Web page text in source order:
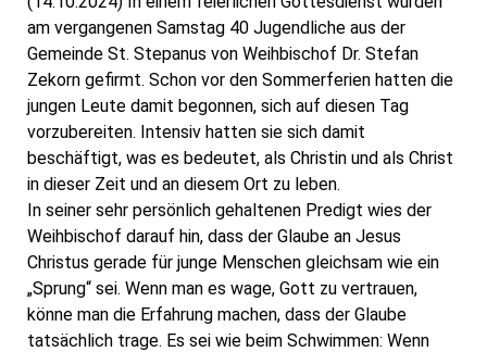
am vergangenen Samstag 40 Jugendliche aus der
Gemeinde St. Stepanus von Weihbischof Dr. Stefan
Zekorn gefirmt. Schon vor den Sommerferien hatten die
jungen Leute damit begonnen, sich auf diesen Tag
vorzubereiten. Intensiv hatten sie sich damit
beschäftigt, was es bedeutet, als Christin und als Christ
in dieser Zeit und an diesem Ort zu leben.
In seiner sehr persönlich gehaltenen Predigt wies der
Weihbischof darauf hin, dass der Glaube an Jesus
Christus gerade für junge Menschen gleichsam wie ein
„Sprung“ sei. Wenn man es wage, Gott zu vertrauen,
könne man die Erfahrung machen, dass der Glaube
tatsächlich trage. Es sei wie beim Schwimmen: Wenn